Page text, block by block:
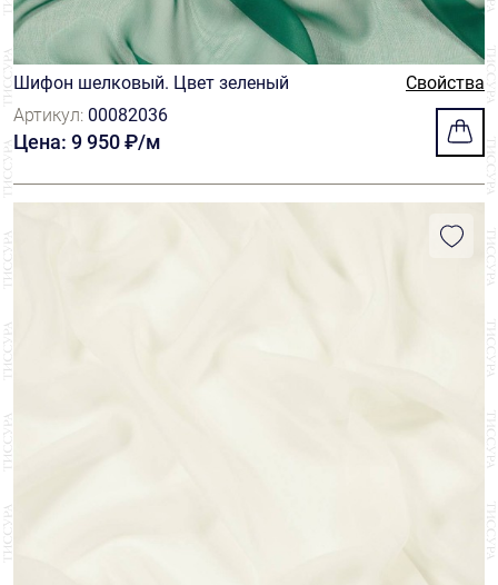
Шифон шелковый. Цвет зеленый
Свойства
Артикул: 00082036
Цена: 9 950 ₽/м